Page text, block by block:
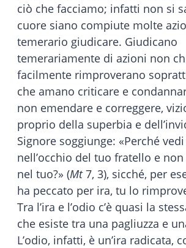
ciò che facciamo; infatti non si
cuore siano compiute molte
temerario giudicare. Giudicano
temerariamente di azioni non
facilmente rimproverano
che amano criticare e
non emendare e correggere,
proprio della superbia e
Signore soggiunge: «Perché
nell’occhio del tuo fratello e
nel tuo?» (Mt7, 3), sicché, per
ha peccato per ira, tu lo
Tra l’ira e l’odio c’è quasi la
che esiste tra una pagliuzza e
L’odio, infatti, è un’ira radicata,